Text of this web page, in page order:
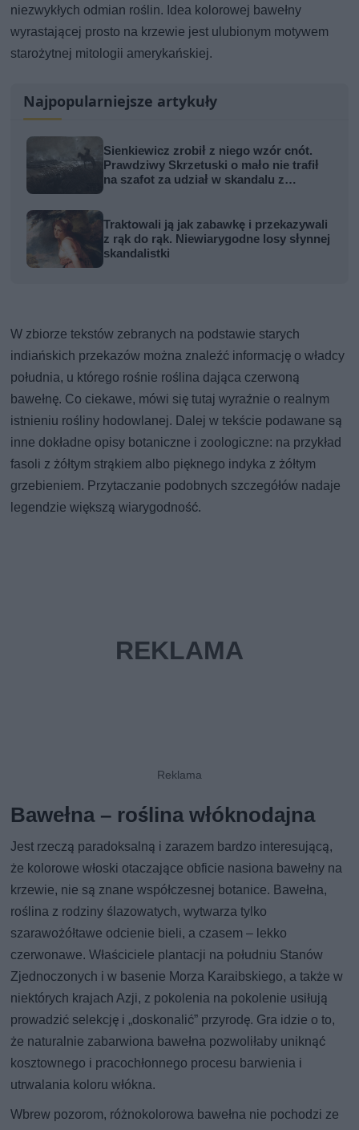
niezwykłych odmian roślin. Idea kolorowej bawełny
wyrastającej prosto na krzewie jest ulubionym motywem
starożytnej mitologii amerykańskiej.
Najpopularniejsze artykuły
Sienkiewicz zrobił z niego wzór cnót.
Prawdziwy Skrzetuski o mało nie trafił
na szafot za udział w skandalu z
Traktowali ją jak zabawkę i przekazywali
z rąk do rąk. Niewiarygodne losy słynnej
skandalistki
W zbiorze tekstów zebranych na podstawie starych
indiańskich przekazów można znaleźć informację o władcy
południa, u którego rośnie roślina dająca czerwoną
bawełnę. Co ciekawe, mówi się tutaj wyraźnie o realnym
istnieniu rośliny hodowlanej. Dalej w tekście podawane są
inne dokładne opisy botaniczne i zoologiczne: na przykład
fasoli z żółtym strąkiem albo pięknego indyka z żółtym
grzebieniem. Przytaczanie podobnych szczegółów nadaje
legendzie większą wiarygodność.
Bawełna – roślina włóknodajna
Jest rzeczą paradoksalną i zarazem bardzo interesującą,
że kolorowe włoski otaczające obficie nasiona bawełny na
krzewie, nie są znane współczesnej botanice. Bawełna,
roślina z rodziny ślazowatych, wytwarza tylko
szarawożółtawe odcienie bieli, a czasem – lekko
czerwonawe. Właściciele plantacji na południu Stanów
Zjednoczonych i w basenie Morza Karaibskiego, a także w
niektórych krajach Azji, z pokolenia na pokolenie usiłują
prowadzić selekcję i „doskonalić” przyrodę. Gra idzie o to,
że naturalnie zabarwiona bawełna pozwoliłaby uniknąć
kosztownego i pracochłonnego procesu barwienia i
utrwalania koloru włókna.
Wbrew pozorom, różnokolorowa bawełna nie pochodzi ze